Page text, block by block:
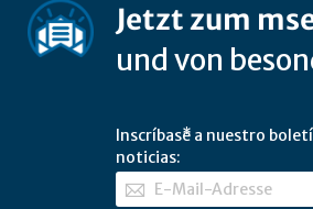
Jetzt zum
und von
Inscríbase a nuestro
noticias: